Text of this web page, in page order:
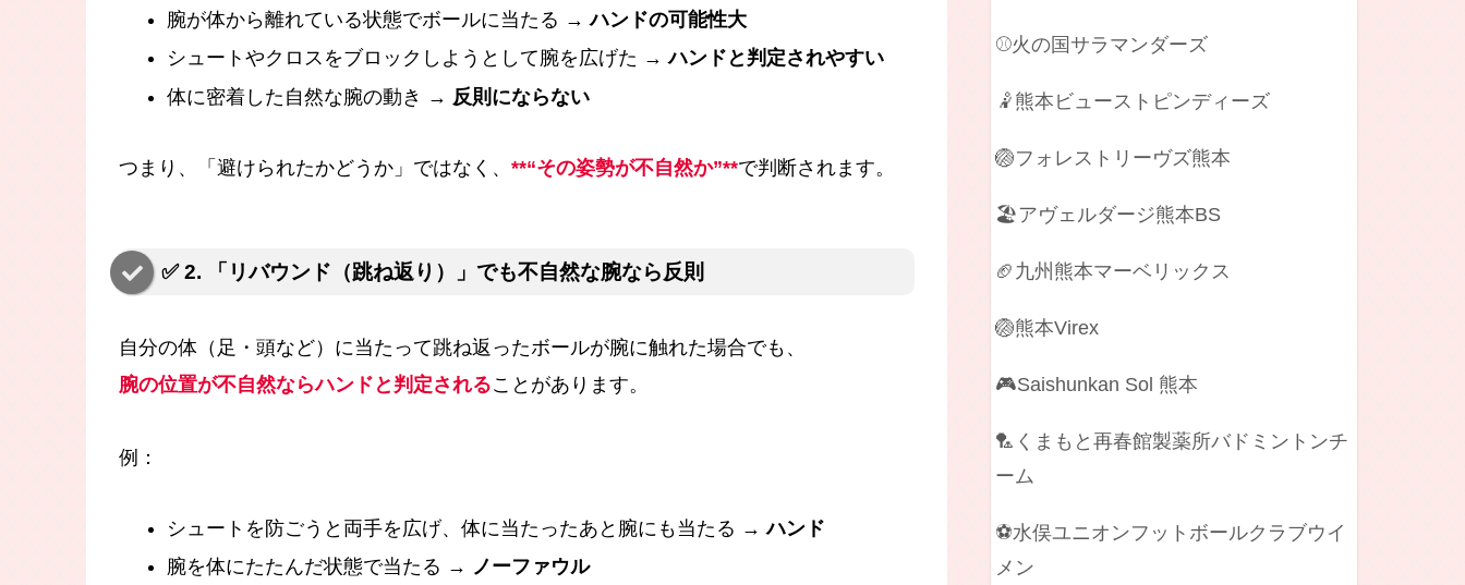
腕が体から離れている状態でボールに当たる →ハンドの可能性大
シュートやクロスをブロックしようとして腕を広げた →ハンドと判定されやすい
体に密着した自然な腕の動き → 反則にならない
つまり、「避けられたかどうか」ではなく、 **“その姿勢が不自然か”**で判断されます。
✅ 2. 「リバウンド（跳ね返り）」でも不自然な腕なら反則
自分の体（足・頭など）に当たって跳ね返ったボールが腕に触れた場合でも、
腕の位置が不自然ならハンドと判定されることがあります。
例：
シュートを防ごうと両手を広げ、体に当たったあと腕にも当たる → ハンド
腕を体にたたんだ状態で当たる → ノーファウル
⚾火の国サラマンダーズ
🤾熊本ビューストピンディーズ
🏐フォレストリーヴズ熊本
🏖️アヴェルダージ熊本BS
🏈九州熊本マーベリックス
🏐熊本Virex
🎮Saishunkan Sol 熊本
🏸くまもと再春館製薬所バドミントンチ
ーム
⚽水俣ユニオンフットボールクラブウイ
メン